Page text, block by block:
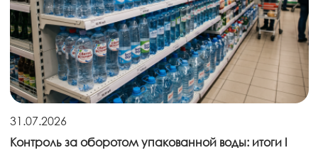
31.07.2026
Контроль за оборотом упакованной воды: итоги I